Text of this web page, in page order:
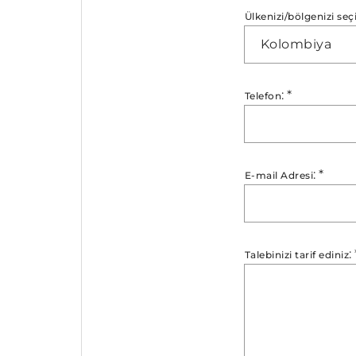
Ülkenizi/bölgenizi
Kolombiya
Telefon:*
E-mail Adresi:*
Talebinizi tarif ediniz: